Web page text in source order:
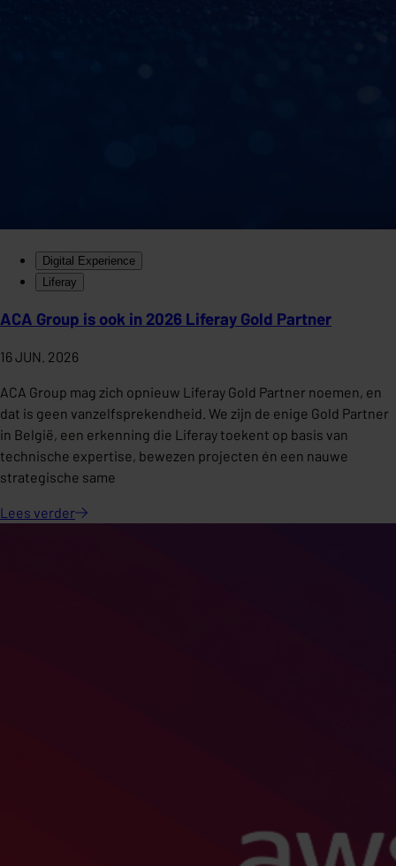
Digital Experience
Liferay
ACA Group is ook in 2026 Liferay Gold Partner
16 JUN. 2026
ACA Group mag zich opnieuw Liferay Gold Partner noemen, en
dat is geen vanzelfsprekendheid. We zijn de enige Gold Partner
in België, een erkenning die Liferay toekent op basis van
technische expertise, bewezen projecten én een nauwe
strategische same
Lees verder